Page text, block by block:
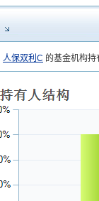
人保双利C 的基金机构